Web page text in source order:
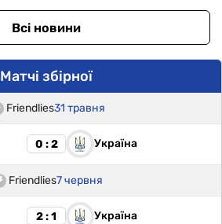
Всі новини
Матчі збірної
Friendlies31 травня
0 : 2 Україна
Friendlies7 червня
2 : 1 Україна